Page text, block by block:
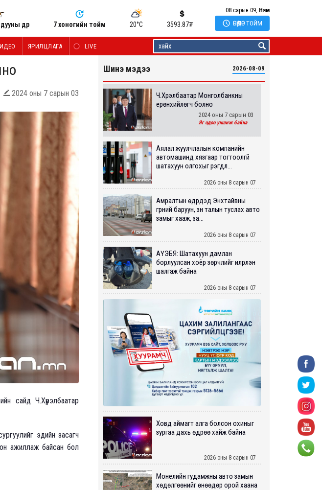
өдөр 7 хоногийн тойм 20°C 3593.87₮
08 сарын 09, Ням
 ӨНӨӨДӨР ТОЙМ
ЯРИЛЦЛАГА LIVE
 2024 оны 7 сарын 03
сайд Ч.Хүрэлбаатар
эдийн засагч
ажиллаж байсан бол
Шинэ мэдээ 2026-08-09
Ч.Хүрэлбаатар Монголбанкны
ерөнхийлөгч болно
2024 оны 7 сарын 03
Яг одоо уншиж байна
Аялал жуулчлалын компанийн
автомашинд хязгаар тогтоолгүй
шатахуун олгохыг үүрэгдл...
2026 оны 8 сарын 07
Амралтын өдрүүдэд Энхтайвны
гүүрний баруун, зүүн талын туслах авто
замыг хааж, за...
2026 оны 8 сарын 07
АҮЭБЯ: Шатахуун дамлан
борлуулсан хоёр зөрчлийг илрүүлэн
шалгаж байна
2026 оны 8 сарын 07
Ховд аймагт алга болсон охиныг
зургаа дахь өдрөө хайж байна
2026 оны 8 сарын 07
Монелийн гудамжны авто замын
хөдөлгөөнийг өнөөдөр орой хаана